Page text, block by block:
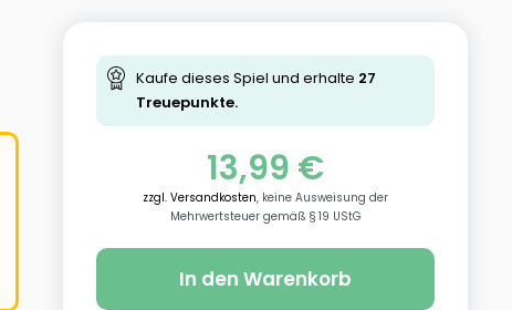
Kaufe dieses Spiel und erhalte 27
Treuepunkte.
13,99 €
zzgl. Versandkosten, keine Ausweisung der
Mehrwertsteuer gemäß § 19 UStG
In den Warenkorb